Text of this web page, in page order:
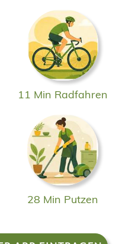
11 Min Radfahren
28 Min Putzen